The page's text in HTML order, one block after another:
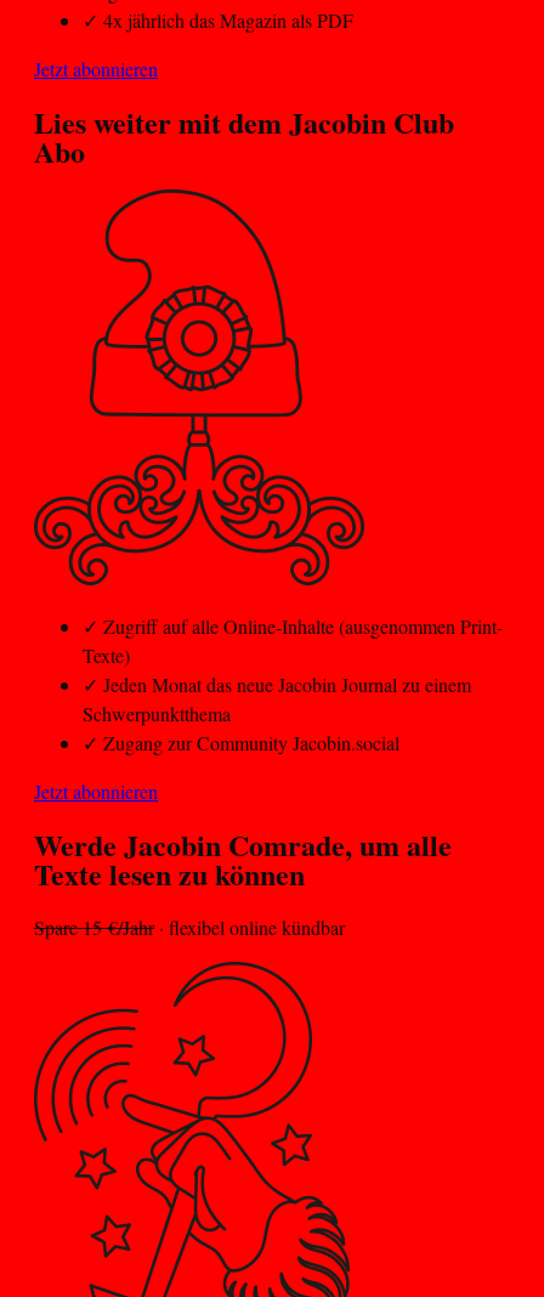
✓ 4x jährlich das Magazin als PDF
Jetzt abonnieren
Lies weiter mit demJacobin Club
Abo
✓ Zugriff auf alle Online-Inhalte (ausgenommen Print-
Texte)
✓ Jeden Monat das neue Jacobin Journal zu einem
Schwerpunktthema
✓ Zugang zur Community Jacobin.social
Jetzt abonnieren
Werde Jacobin Comrade, um alle
Texte lesen zu können
Spare 15 €/Jahr· flexibel online kündbar